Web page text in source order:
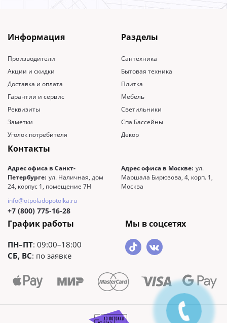
Информация
Производители
Акции и скидки
Доставка и оплата
Гарантии и сервис
Реквизиты
Заметки
Уголок потребителя
Разделы
Сантехника
Бытовая техника
Плитка
Мебель
Светильники
Спа Бассейны
Декор
Контакты
Адрес офиса в Санкт-
Петербурге: ул. Наличная, дом
24, корпус 1, помещение 7Н
Адрес офиса в Москве: ул.
Маршала Бирюзова, 4, корп. 1,
Москва
info@otpoladopotolka.ru
+7 (800) 775-16-28
График работы
ПН–ПТ: 09:00–18:00
СБ, ВС: по заявке
Мы в соцсетях